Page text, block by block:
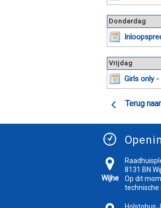
Donderdag
Vrijdag
Girls only
Terug
Wijhe
8131 BN
Op dit
technische